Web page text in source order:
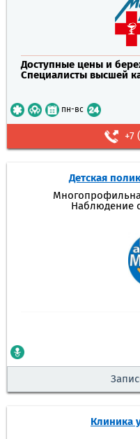
Доступные цены и
Специалисты высшей
пн-вс
+7
Детская
Наблюдение
Клиника